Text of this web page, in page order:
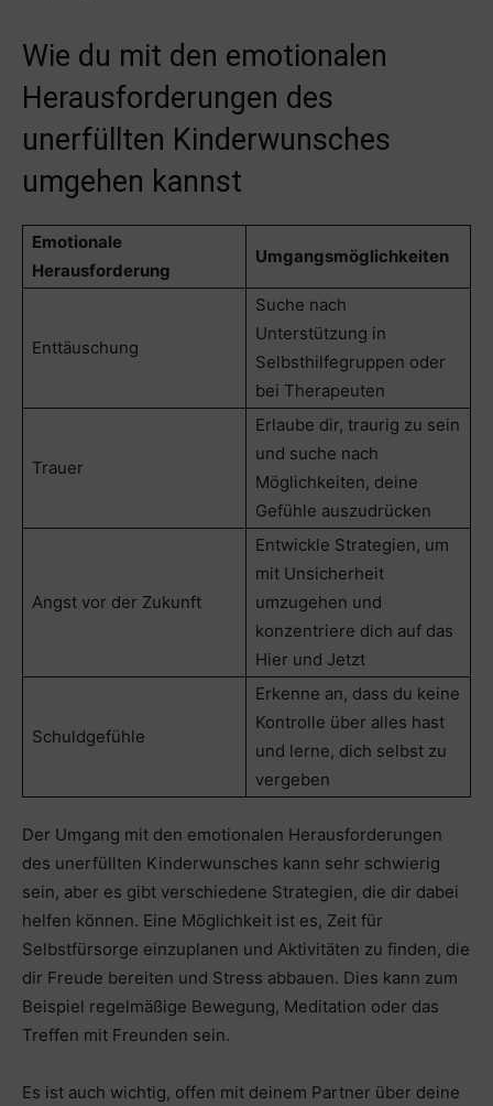
Wie du mit den emotionalen
Herausforderungen des
unerfüllten Kinderwunsches
umgehen kannst
Emotionale
Herausforderung
Umgangsmöglichkeiten
Enttäuschung
Suche nach
Unterstützung in
Selbsthilfegruppen oder
bei Therapeuten
Trauer
Erlaube dir, traurig zu sein
und suche nach
Möglichkeiten, deine
Gefühle auszudrücken
Angst vor der Zukunft
Entwickle Strategien, um
mit Unsicherheit
umzugehen und
konzentriere dich auf das
Hier und Jetzt
Schuldgefühle
Erkenne an, dass du keine
Kontrolle über alles hast
und lerne, dich selbst zu
vergeben
Der Umgang mit den emotionalen Herausforderungen
des unerfüllten Kinderwunsches kann sehr schwierig
sein, aber es gibt verschiedene Strategien, die dir dabei
helfen können. Eine Möglichkeit ist es, Zeit für
Selbstfürsorge einzuplanen und Aktivitäten zu finden, die
dir Freude bereiten und Stress abbauen. Dies kann zum
Beispiel regelmäßige Bewegung, Meditation oder das
Treffen mit Freunden sein.
Es ist auch wichtig, offen mit deinem Partner über deine